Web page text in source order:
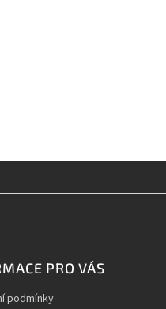
PRO VÁS
podmínky